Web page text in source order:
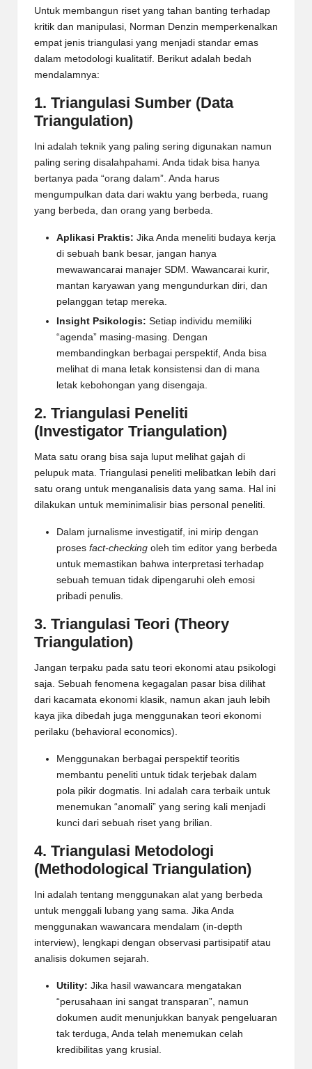
Untuk membangun riset yang tahan banting terhadap
kritik dan manipulasi, Norman Denzin memperkenalkan
empat jenis triangulasi yang menjadi standar emas
dalam metodologi kualitatif. Berikut adalah bedah
mendalamnya:
1. Triangulasi Sumber (Data
Triangulation)
Ini adalah teknik yang paling sering digunakan namun
paling sering disalahpahami. Anda tidak bisa hanya
bertanya pada “orang dalam”. Anda harus
mengumpulkan data dari waktu yang berbeda, ruang
yang berbeda, dan orang yang berbeda.
Aplikasi Praktis: Jika Anda meneliti budaya kerja
di sebuah bank besar, jangan hanya
mewawancarai manajer SDM. Wawancarai kurir,
mantan karyawan yang mengundurkan diri, dan
pelanggan tetap mereka.
Insight Psikologis: Setiap individu memiliki
“agenda” masing-masing. Dengan
membandingkan berbagai perspektif, Anda bisa
melihat di mana letak konsistensi dan di mana
letak kebohongan yang disengaja.
2. Triangulasi Peneliti
(Investigator Triangulation)
Mata satu orang bisa saja luput melihat gajah di
pelupuk mata. Triangulasi peneliti melibatkan lebih dari
satu orang untuk menganalisis data yang sama. Hal ini
dilakukan untuk meminimalisir bias personal peneliti.
Dalam jurnalisme investigatif, ini mirip dengan
proses fact-checking oleh tim editor yang berbeda
untuk memastikan bahwa interpretasi terhadap
sebuah temuan tidak dipengaruhi oleh emosi
pribadi penulis.
3. Triangulasi Teori (Theory
Triangulation)
Jangan terpaku pada satu teori ekonomi atau psikologi
saja. Sebuah fenomena kegagalan pasar bisa dilihat
dari kacamata ekonomi klasik, namun akan jauh lebih
kaya jika dibedah juga menggunakan teori ekonomi
perilaku (behavioral economics).
Menggunakan berbagai perspektif teoritis
membantu peneliti untuk tidak terjebak dalam
pola pikir dogmatis. Ini adalah cara terbaik untuk
menemukan “anomali” yang sering kali menjadi
kunci dari sebuah riset yang brilian.
4. Triangulasi Metodologi
(Methodological Triangulation)
Ini adalah tentang menggunakan alat yang berbeda
untuk menggali lubang yang sama. Jika Anda
menggunakan wawancara mendalam (in-depth
interview), lengkapi dengan observasi partisipatif atau
analisis dokumen sejarah.
Utility: Jika hasil wawancara mengatakan
“perusahaan ini sangat transparan”, namun
dokumen audit menunjukkan banyak pengeluaran
tak terduga, Anda telah menemukan celah
kredibilitas yang krusial.